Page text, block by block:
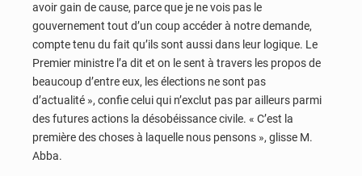
avoir gain de cause, parce que je ne vois pas le
gouvernement tout d’un coup accéder à notre demande,
compte tenu du fait qu’ils sont aussi dans leur logique. Le
Premier ministre l’a dit et on le sent à travers les propos de
beaucoup d’entre eux, les élections ne sont pas
d’actualité », confie celui qui n’exclut pas par ailleurs parmi
des futures actions la désobéissance civile. « C’est la
première des choses à laquelle nous pensons », glisse M.
Abba.